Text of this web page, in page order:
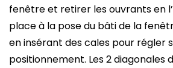
fenêtre et retirer les ouvrants en
place à la pose du bâti de la
en insérant des cales pour régler
positionnement. Les 2 diagonales